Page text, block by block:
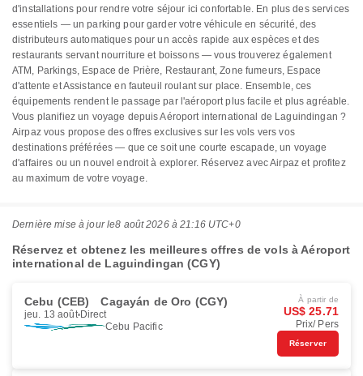
d'installations pour rendre votre séjour ici confortable. En plus des services
essentiels — un parking pour garder votre véhicule en sécurité, des
distributeurs automatiques pour un accès rapide aux espèces et des
restaurants servant nourriture et boissons — vous trouverez également
ATM, Parkings, Espace de Prière, Restaurant, Zone fumeurs, Espace
d'attente et Assistance en fauteuil roulant sur place. Ensemble, ces
équipements rendent le passage par l'aéroport plus facile et plus agréable.
Vous planifiez un voyage depuis Aéroport international de Laguindingan ?
Airpaz vous propose des offres exclusives sur les vols vers vos
destinations préférées — que ce soit une courte escapade, un voyage
d'affaires ou un nouvel endroit à explorer. Réservez avec Airpaz et profitez
au maximum de votre voyage.
Dernière mise à jour le8 août 2026 à 21:16 UTC+0
Réservez et obtenez les meilleures offres de vols à Aéroport
international de Laguindingan (CGY)
Cebu (CEB) Cagayán de Oro (CGY)
jeu. 13 août Direct
Cebu Pacific
À partir de
US$ 25.71
Prix/ Pers
Réserver